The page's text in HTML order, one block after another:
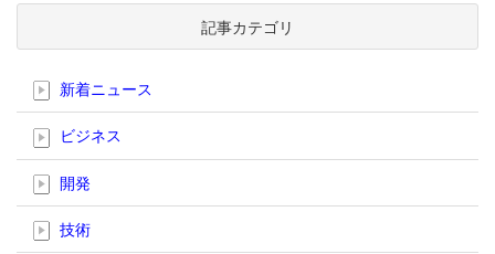
記事カテゴリ
新着ニュース
ビジネス
開発
技術